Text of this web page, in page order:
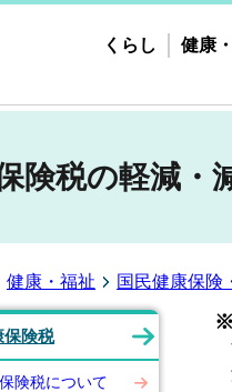
くらし 健康
険税の軽減・
健康・福祉 国民健康保険
保険税
険税について
※